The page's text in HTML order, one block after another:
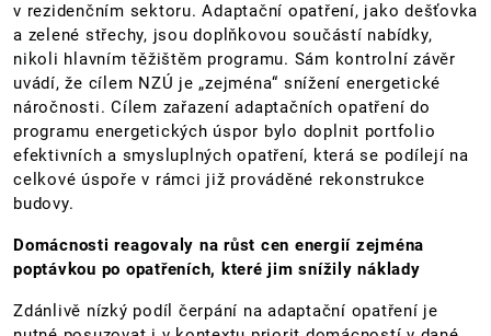
v rezidenčním sektoru. Adaptační opatření, jako dešťovka
a zelené střechy, jsou doplňkovou součástí nabídky,
nikoli hlavním těžištěm programu. Sám kontrolní závěr
uvádí, že cílem NZÚ je „zejména“ snížení energetické
náročnosti. Cílem zařazení adaptačních opatření do
programu energetických úspor bylo doplnit portfolio
efektivních a smysluplných opatření, která se podílejí na
celkové úspoře v rámci již prováděné rekonstrukce
budovy.
Domácnosti reagovaly na růst cen energií zejména
poptávkou po opatřeních, které jim snížily náklady
Zdánlivě nízký podíl čerpání na adaptační opatření je